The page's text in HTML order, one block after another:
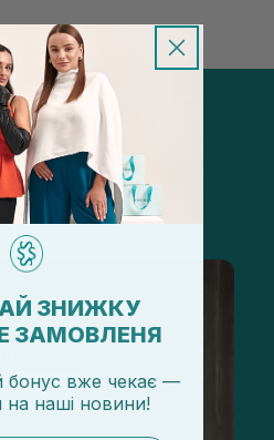
в Instagram
ЗНИЖКУ
ЗАМОВЛЕНЯ
бонус вже чекає —
на наші новини!